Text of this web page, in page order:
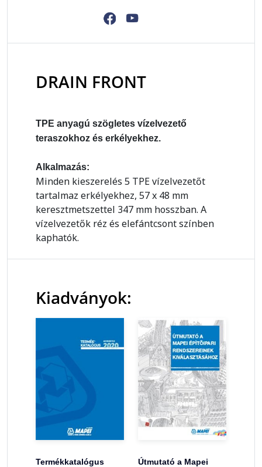
DRAIN FRONT
TPE anyagú szögletes vízelvezető
teraszokhoz és erkélyekhez.
Alkalmazás:
Minden kieszerelés 5 TPE vízelvezetőt
tartalmaz erkélyekhez, 57 x 48 mm
keresztmetszettel 347 mm hosszban. A
vízelvezetők réz és elefántcsont színben
kaphatók.
Kiadványok:
Termékkatalógus
Útmutató a Mapei